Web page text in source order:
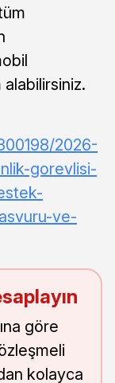
alabilirsiniz.
2026-
gorevlisi-
ve-
göre
kolayca